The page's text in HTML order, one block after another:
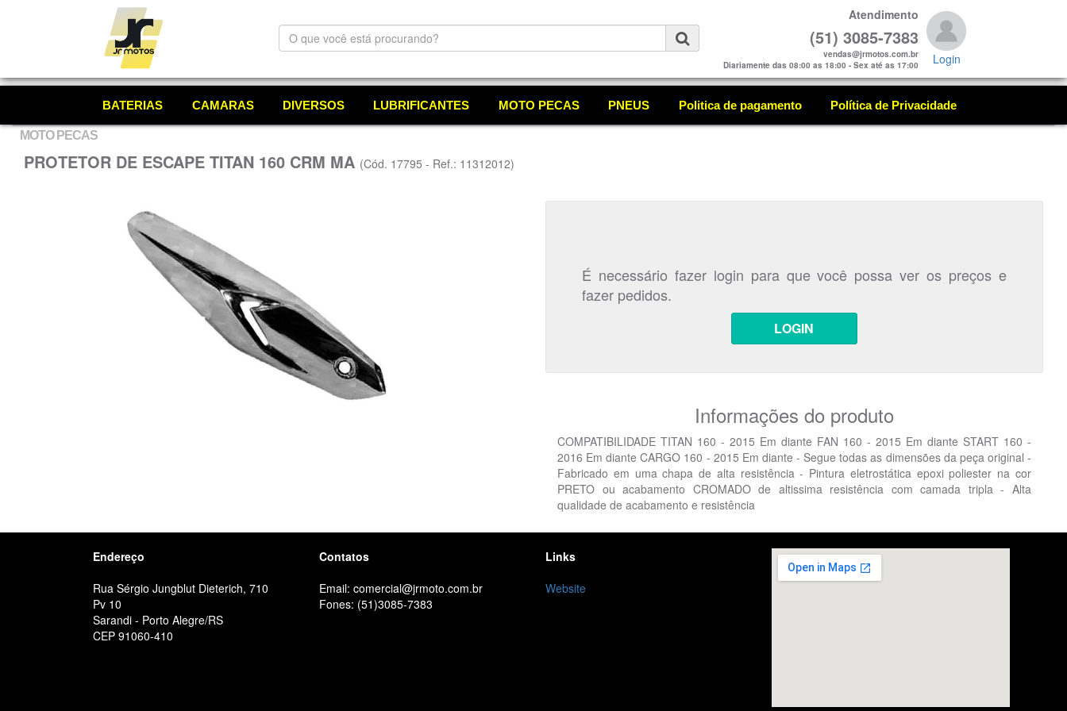
O
que
está
Atendimento
(51) 3085-7383
vendas@jrmotos.com.br
Diariamente das 08:00 as 18:00 - Sex até as 17:00
Login
BATERIAS CAMARAS DIVERSOS LUBRIFICANTES MOTO PECAS PNEUS Politica de pagamento Política de Privacidade
MOTO PECAS
PROTETOR DE ESCAPE TITAN 160 CRM MA (Cód. 17795 - Ref.: 11312012)
É necessário fazer login para que você possa ver os preços e
fazer pedidos.
LOGIN
Informações do produto
COMPATIBILIDADE TITAN 160 - 2015 Em diante FAN 160 - 2015 Em diante START 160 -
2016 Em diante CARGO 160 - 2015 Em diante - Segue todas as dimensões da peça original -
Fabricado em uma chapa de alta resistência - Pintura eletrostática epoxi poliester na cor
PRETO ou acabamento CROMADO de altissima resistência com camada tripla - Alta
qualidade de acabamento e resistência
Endereço
Rua Sérgio Jungblut Dieterich, 710
Pv 10
Sarandi - Porto Alegre/RS
CEP 91060-410
Contatos
Email: comercial@jrmoto.com.br
Fones: (51)3085-7383
Links
Website